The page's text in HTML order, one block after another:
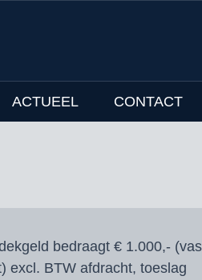
ACTUEEL CONTACT
bedraagt € 1.000,-
excl. BTW afdracht, toeslag